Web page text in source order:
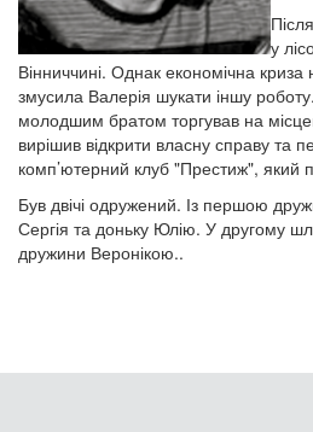
у
Вінниччині. Однак економічна криза
змусила Валерія шукати іншу
молодшим братом торгував на
вирішив відкрити власну справу та
комп’ютерний клуб "Престиж", який
Був двічі одружений. Із першою
Сергія та доньку Юлію. У другому
дружини Веронікою..